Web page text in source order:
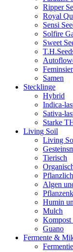
Ripper
Royal
Sensi
Solfire
Sweet
Samen
Stecklinge
Hybrid
Indica-
Sativa-
Starke
Living Soil
Living
Tierisch
Algen
Humin
Mulch
Kompost
Guano
Fermente &